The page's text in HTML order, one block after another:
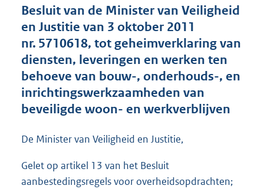
d
s
g
o
o
t
e
2
4
K
Besluit van de Minister van Veiligheid
en Justitie van 3 oktober 2011
nr. 5710618, tot geheimverklaring van
diensten, leveringen en werken ten
behoeve van bouw-, onderhouds-, en
inrichtingswerkzaamheden van
beveiligde woon- en werkverblijven
De Minister van Veiligheid en Justitie,
Gelet op artikel 13 van het Besluit
aanbestedingsregels voor overheidsopdrachten;